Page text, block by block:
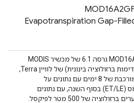
Evapotranspiration Gap-
מוצר הנתונים MOD16A2GF גרסה 6.1 של מכשיר MODIS
(ספקטרורדיומטר לדימות ברזולוציה בינונית) של לוויין Terra,
הוא קבוצת נתונים מורכבת של 8 ימים עם נתונים על
אידוי/שטף חום כמוס (ET/LE) בסוף השנה, עם נתונים
שמשלימים את הפערים ברזולוציה של 500 מטר לפיקסל.